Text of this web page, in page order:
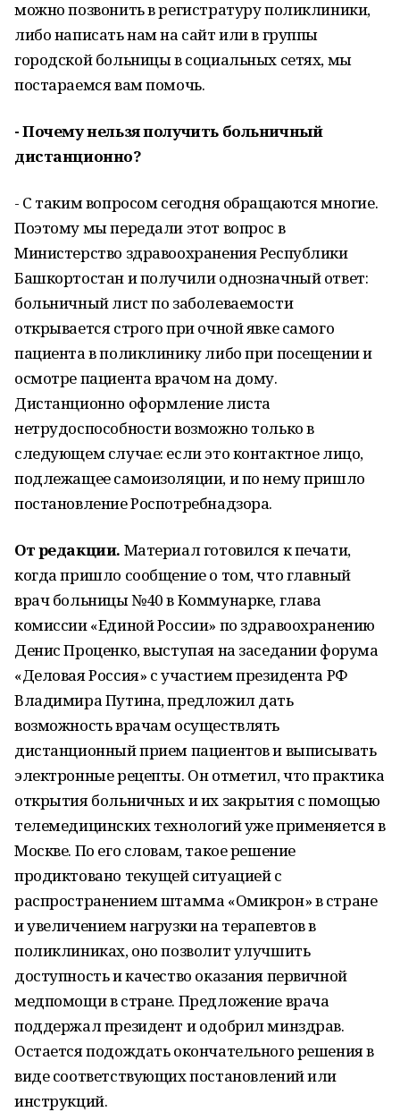
можно позвонить в регистратуру поликлиники,
либо написать нам на сайт или в группы
городской больницы в социальных сетях, мы
постараемся вам помочь.
- Почему нельзя получить больничный
дистанционно?
- С таким вопросом сегодня обращаются многие.
Поэтому мы передали этот вопрос в
Министерство здравоохранения Республики
Башкортостан и получили однозначный ответ:
больничный лист по заболеваемости
открывается строго при очной явке самого
пациента в поликлинику либо при посещении и
осмотре пациента врачом на дому.
Дистанционно оформление листа
нетрудоспособности возможно только в
следующем случае: если это контактное лицо,
подлежащее самоизоляции, и по нему пришло
постановление Роспотребнадзора.
От редакции. Материал готовился к печати,
когда пришло сообщение о том, что главный
врач больницы №40 в Коммунарке, глава
комиссии «Единой России» по здравоохранению
Денис Проценко, выступая на заседании форума
«Деловая Россия» с участием президента РФ
Владимира Путина, предложил дать
возможность врачам осуществлять
дистанционный прием пациентов и выписывать
электронные рецепты. Он отметил, что практика
открытия больничных и их закрытия с помощью
телемедицинских технологий уже применяется в
Москве. По его словам, такое решение
продиктовано текущей ситуацией с
распространением штамма «Омикрон» в стране
и увеличением нагрузки на терапевтов в
поликлиниках, оно позволит улучшить
доступность и качество оказания первичной
медпомощи в стране. Предложение врача
поддержал президент и одобрил минздрав.
Остается подождать окончательного решения в
виде соответствующих постановлений или
инструкций.